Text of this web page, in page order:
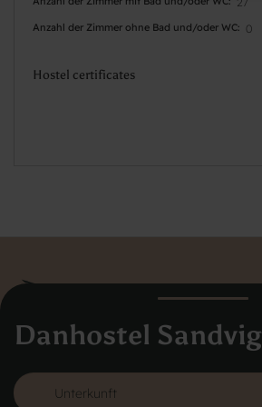
Danhostel Sandvig
Anzahl der Zimmer ohne Bad und/oder WC 0
Hostel certificates
Vodroffsvej 32
1900 Frederiksberg